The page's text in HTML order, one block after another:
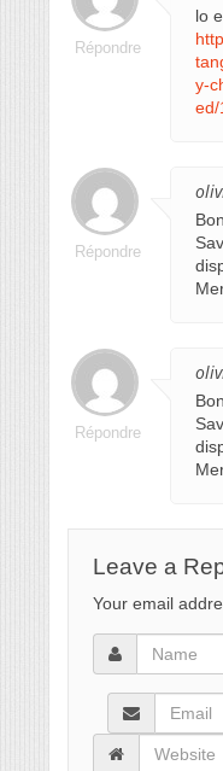
lo
y-
ed/
Répondre
Répondre
Répondre
Leave a
Your email